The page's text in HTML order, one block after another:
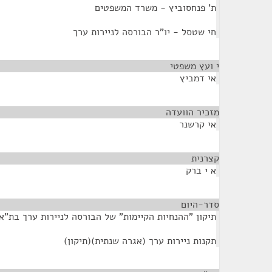
ת' פנחסוביץ - משרד המשפטים
חי שטסל - יו"ר הבורסה לניירות ערך
י ועץ משפטי
אי דמביץ
מזכיר הוועדה
אי קרשנר
קצרנית
א י ברק
סדר-היום
תיקון "ההנחיות הקיימות" של הבורסה לניירות ערך
תקנות ניירות ערך (אגרה שנתית)(תיקון)